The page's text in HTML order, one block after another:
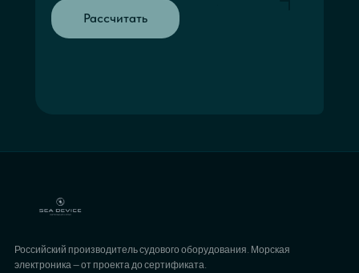
Рассчитать
Российский производитель судового оборудования. Морская
электроника — от проекта до сертификата.